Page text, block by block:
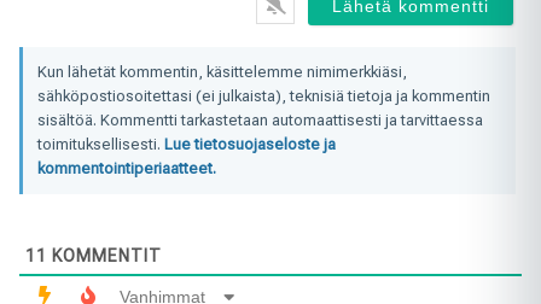
Kun lähetät kommentin, käsittelemme nimimerkkiäsi,
sähköpostiosoitettasi (ei julkaista), teknisiä tietoja ja kommentin
sisältöä. Kommentti tarkastetaan automaattisesti ja tarvittaessa
toimituksellisesti. Lue tietosuojaseloste ja
kommentointiperiaatteet.
11 KOMMENTIT
Vanhimmat